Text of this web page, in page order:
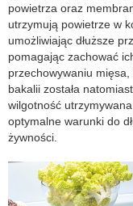
powietrza oraz
utrzymują powietrze w
umożliwiając dłuższe
pomagając zachować
przechowywaniu
bakalii została
wilgotność
optymalne warunki do
żywności.